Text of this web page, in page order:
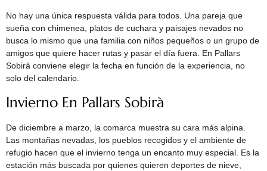
No hay una única respuesta válida para todos. Una pareja que
sueña con chimenea, platos de cuchara y paisajes nevados no
busca lo mismo que una familia con niños pequeños o un grupo de
amigos que quiere hacer rutas y pasar el día fuera. En Pallars
Sobirà conviene elegir la fecha en función de la experiencia, no
solo del calendario.
Invierno En Pallars Sobirà
De diciembre a marzo, la comarca muestra su cara más alpina.
Las montañas nevadas, los pueblos recogidos y el ambiente de
refugio hacen que el invierno tenga un encanto muy especial. Es la
estación más buscada por quienes quieren deportes de nieve,